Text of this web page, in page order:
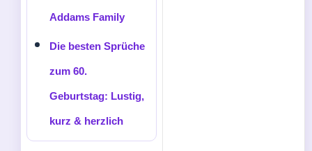
Addams Family
Die besten Sprüche
zum 60.
Geburtstag: Lustig,
kurz & herzlich